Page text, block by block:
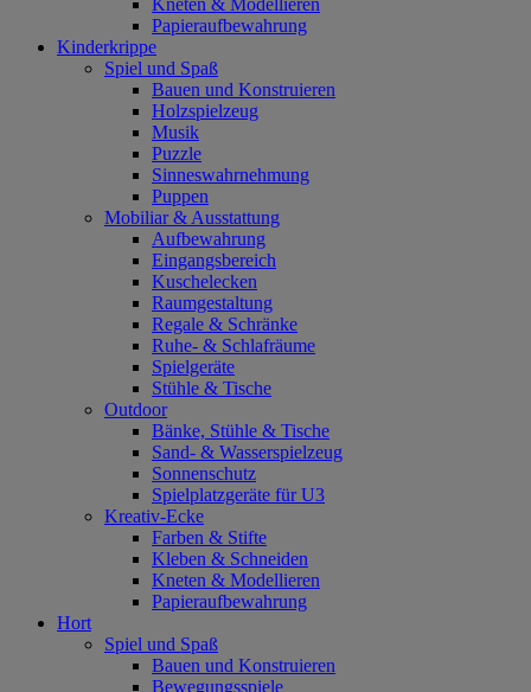
Kneten & Modellieren
Papieraufbewahrung
Kinderkrippe
Spiel und Spaß
Bauen und Konstruieren
Holzspielzeug
Musik
Puzzle
Sinneswahrnehmung
Puppen
Mobiliar & Ausstattung
Aufbewahrung
Eingangsbereich
Kuschelecken
Raumgestaltung
Regale & Schränke
Ruhe- & Schlafräume
Spielgeräte
Stühle & Tische
Outdoor
Bänke, Stühle & Tische
Sand- & Wasserspielzeug
Sonnenschutz
Spielplatzgeräte für U3
Kreativ-Ecke
Farben & Stifte
Kleben & Schneiden
Kneten & Modellieren
Papieraufbewahrung
Hort
Spiel und Spaß
Bauen und Konstruieren
Bewegungsspiele